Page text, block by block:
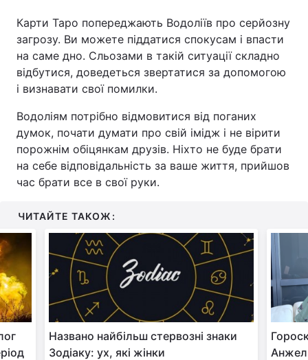
Карти Таро попереджають Водоліїв про серйозну
загрозу. Ви можете піддатися спокусам і впасти
на саме дно. Сльозами в такій ситуації складно
відбутися, доведеться звертатися за допомогою
і визнавати свої помилки.
Водоліям потрібно відмовитися від поганих
думок, почати думати про свій імідж і не вірити
порожнім обіцянкам друзів. Ніхто не буде брати
на себе відповідальність за ваше життя, прийшов
час брати все в свої руки.
ЧИТАЙТЕ ТАКОЖ:
Названо найбільш стервозні знаки
Зодіаку: ух, які жінки